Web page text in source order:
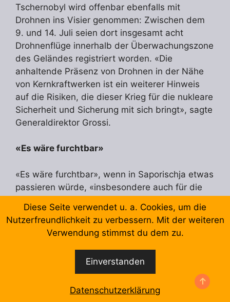
Tschernobyl wird offenbar ebenfalls mit
Drohnen ins Visier genommen: Zwischen dem
9. und 14. Juli seien dort insgesamt acht
Drohnenflüge innerhalb der Überwachungszone
des Geländes registriert worden. «Die
anhaltende Präsenz von Drohnen in der Nähe
von Kernkraftwerken ist ein weiterer Hinweis
auf die Risiken, die dieser Krieg für die nukleare
Sicherheit und Sicherung mit sich bringt», sagte
Generaldirektor Grossi.
«Es wäre furchtbar»
«Es wäre furchtbar», wenn in Saporischja etwas
passieren würde, «insbesondere auch für die
der Nationalen Alarmzentrale Gerald Scharding
schon 2023 gegenüber « SRF». Da das AKW
heruntergefahren sei, wäre die Menge an
radioaktiven Stoffen, die freigesetzt werden
könnte, jedoch «deutlich geringer als bei einem
Kernkraftwerk in Vollbetrieb»
Diese Seite verwendet u. a. Cookies, um die
Nutzerfreundlichkeit zu verbessern. Mit der weiteren
Verwendung stimmst du dem zu.
Einverstanden
Datenschutzerklärung